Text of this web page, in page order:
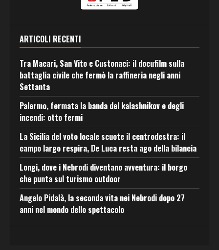
ARTICOLI RECENTI
Tra Macari, San Vito e Custonaci: il docufilm sulla
battaglia civile che fermò la raffineria negli anni
Settanta
Palermo, fermata la banda del kalashnikov e degli
incendi: otto fermi
La Sicilia del voto locale scuote il centrodestra: il
campo largo respira, De Luca resta ago della bilancia
Longi, dove i Nebrodi diventano avventura: il borgo
che punta sul turismo outdoor
Angelo Pidalà, la seconda vita nei Nebrodi dopo 27
anni nel mondo dello spettacolo